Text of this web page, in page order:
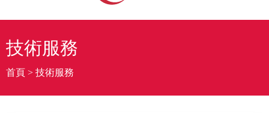
技術服務
首頁 > 技術服務